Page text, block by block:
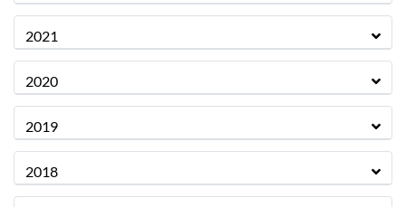
2021
2020
2019
2018